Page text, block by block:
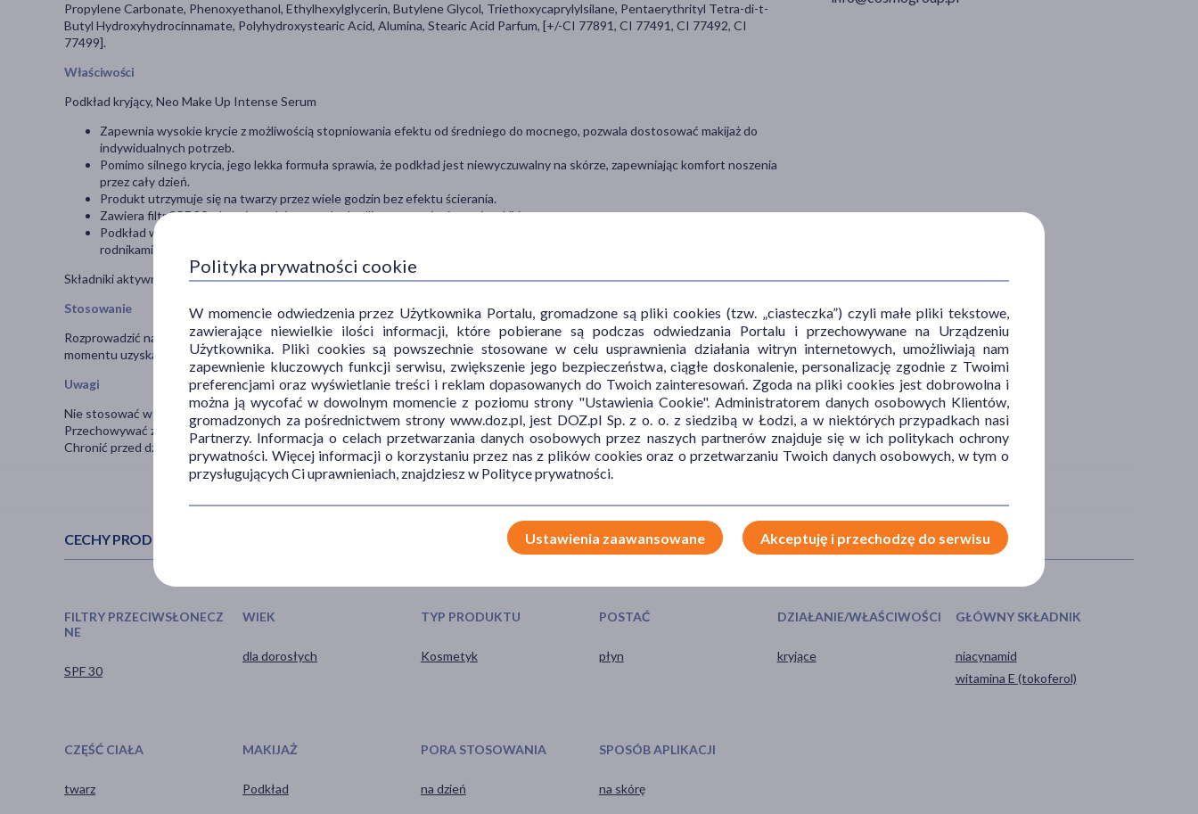
Propylene Carbonate, Phenoxyethanol, Ethylhexylglycerin, Butylene Glycol, Triethoxycaprylylsilane, Pentaerythrityl Tetra-di-t-
Butyl Hydroxyhydrocinnamate, Polyhydroxystearic Acid, Alumina, Stearic Acid Parfum, [+/-CI 77891, CI 77491, CI 77492, CI
77499].
Właściwości
Podkład kryjący, Neo Make Up Intense Serum
Zapewnia wysokie krycie z możliwością stopniowania efektu od średniego do mocnego, pozwala dostosować makijaż do
indywidualnych potrzeb.
Pomimo silnego krycia, jego lekka formuła sprawia, że podkład jest niewyczuwalny na skórze, zapewniając komfort noszenia
przez cały dzień.
Produkt utrzymuje się na twarzy przez wiele godzin bez efektu ścierania.
Zawiera filtr SPF 30, chroniący skórę przed szkodliwym promieniowaniem UV.
Podkład wzbogacony został o niacynamid i witaminę E, które działają przeciwutleniająco i chronią skórę przed wolnymi
rodnikami, zapobiegając przedwczesnemu starzeniu.
Składniki aktywne: niacynamid, witamina E.
Stosowanie
Rozprowadzić na skórze twarzy i szyi przy użyciu wilgotnej gąbeczki lub pędzla do podkładu lub delikatnie wklepywać palcami, do
momentu uzyskania odpowiedniego stopnia krycia. W przypadku potrzeby większego krycia, dołóż druga warstwę.
Uwagi
Nie stosować w przypadku uczulenia na którykolwiek składnik kosmetyku.
Przechowywać z dala od dzieci.
Chronić przed działaniem wysokich temperatur.
CECHY PRODUKTU
FILTRY PRZECIWSŁONECZ
NE
SPF 30
WIEK
dla dorosłych
TYP PRODUKTU
Kosmetyk
POSTAĆ
płyn
DZIAŁANIE/WŁAŚCIWOŚCI
kryjące
GŁÓWNY SKŁADNIK
niacynamid
witamina E (tokoferol)
CZĘŚĆ CIAŁA
twarz
MAKIJAŻ
Podkład
PORA STOSOWANIA
na dzień
SPOSÓB APLIKACJI
na skórę
Polityka prywatności cookie
W momencie odwiedzenia przez Użytkownika Portalu, gromadzone są pliki cookies (tzw. „ciasteczka”) czyli małe pliki tekstowe,
zawierające niewielkie ilości informacji, które pobierane są podczas odwiedzania Portalu i przechowywane na Urządzeniu
Użytkownika. Pliki cookies są powszechnie stosowane w celu usprawnienia działania witryn internetowych, umożliwiają nam
zapewnienie kluczowych funkcji serwisu, zwiększenie jego bezpieczeństwa, ciągłe doskonalenie, personalizację zgodnie z Twoimi
preferencjami oraz wyświetlanie treści i reklam dopasowanych do Twoich zainteresowań. Zgoda na pliki cookies jest dobrowolna i
można ją wycofać w dowolnym momencie z poziomu strony "Ustawienia Cookie". Administratorem danych osobowych Klientów,
gromadzonych za pośrednictwem strony www.doz.pl, jest DOZ.pl Sp. z o. o. z siedzibą w Łodzi, a w niektórych przypadkach nasi
Partnerzy. Informacja o celach przetwarzania danych osobowych przez naszych partnerów znajduje się w ich politykach ochrony
prywatności. Więcej informacji o korzystaniu przez nas z plików cookies oraz o przetwarzaniu Twoich danych osobowych, w tym o
przysługujących Ci uprawnieniach, znajdziesz w Polityce prywatności.
Ustawienia zaawansowane Akceptuję i przechodzę do serwisu